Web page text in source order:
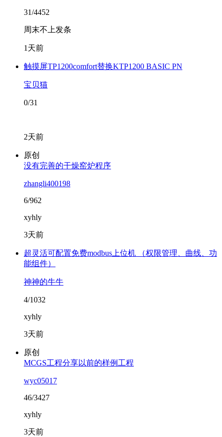
31/4452
周末不上发条
1天前
触摸屏TP1200comfort替换KTP1200 BASIC PN
宝贝猫
0/31
2天前
原创
没有完善的干燥窑炉程序
zhangli400198
6/962
xyhly
3天前
超灵活可配置免费modbus上位机 （权限管理、曲线、功
能组件）
神神的牛牛
4/1032
xyhly
3天前
原创
MCGS工程分享以前的样例工程
wyc05017
46/3427
xyhly
3天前